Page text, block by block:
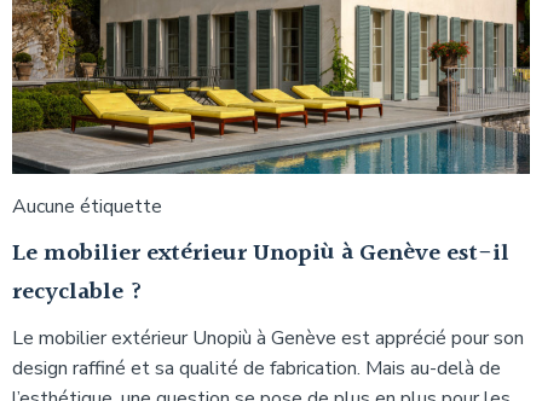
Aucune étiquette
Le mobilier extérieur Unopiù à Genève est-il
recyclable ?
Le mobilier extérieur Unopiù à Genève est apprécié pour son
design raffiné et sa qualité de fabrication. Mais au-delà de